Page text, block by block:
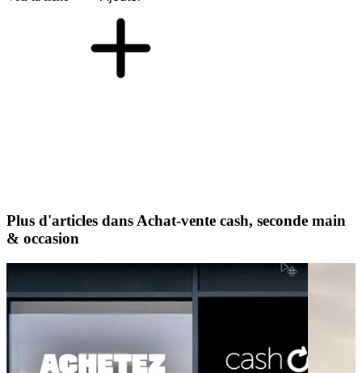
Plus d'articles dans Achat-vente cash, seconde main
& occasion